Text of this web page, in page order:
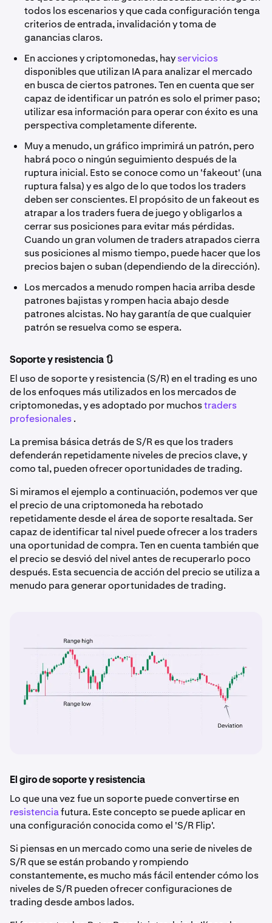
todos los escenarios y que cada configuración tenga
criterios de entrada, invalidación y toma de
ganancias claros.
En acciones y criptomonedas, hayservicios
disponibles que utilizan IA para analizar el mercado
en busca de ciertos patrones. Ten en cuenta que ser
capaz de identificar un patrón es solo el primer paso;
utilizar esa información para operar con éxito es una
perspectiva completamente diferente.
Muy a menudo, un gráfico imprimirá un patrón, pero
habrá poco o ningún seguimiento después de la
ruptura inicial. Esto se conoce como un 'fakeout' (una
ruptura falsa) y es algo de lo que todos los traders
deben ser conscientes. El propósito de un fakeout es
atrapar a los traders fuera de juego y obligarlos a
cerrar sus posiciones para evitar más pérdidas.
Cuando un gran volumen de traders atrapados cierra
sus posiciones al mismo tiempo, puede hacer que los
precios bajen o suban (dependiendo de la dirección).
Los mercados a menudo rompen hacia arriba desde
patrones bajistas y rompen hacia abajo desde
patrones alcistas. No hay garantía de que cualquier
patrón se resuelva como se espera.
Soporte y resistencia 🔃
El uso de soporte y resistencia (S/R) en el trading es uno
de los enfoques más utilizados en los mercados de
criptomonedas, y es adoptado por muchostraders
profesionales.
La premisa básica detrás de S/R es que los traders
defenderán repetidamente niveles de precios clave, y
como tal, pueden ofrecer oportunidades de trading.
Si miramos el ejemplo a continuación, podemos ver que
el precio de una criptomoneda ha rebotado
repetidamente desde el área de soporte resaltada. Ser
capaz de identificar tal nivel puede ofrecer a los traders
una oportunidad de compra. Ten en cuenta también que
el precio se desvió del nivel antes de recuperarlo poco
después. Esta secuencia de acción del precio se utiliza a
menudo para generar oportunidades de trading.
El giro de soporte y resistencia
Lo que una vez fue un soporte puede convertirse en
resistenciafutura. Este concepto se puede aplicar en
una configuración conocida como el 'S/R Flip'.
Si piensas en un mercado como una serie de niveles de
S/R que se están probando y rompiendo
constantemente, es mucho más fácil entender cómo los
niveles de S/R pueden ofrecer configuraciones de
trading desde ambos lados.